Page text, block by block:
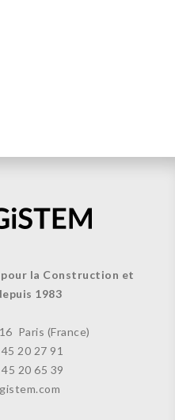
la Construction et
1983
Paris (France)
20 27 91
45 20 65 39